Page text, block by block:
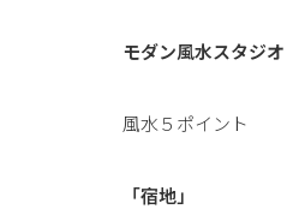
モダン風水スタジ
風水５ポイント
「宿地」